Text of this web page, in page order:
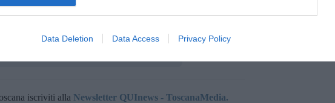
Data Deletion Data Access Privacy Policy
sulla pavimentazione della piazza già da venerdì, subito dopo
iscriviti alla Newsletter QUInews - ToscanaMedia.